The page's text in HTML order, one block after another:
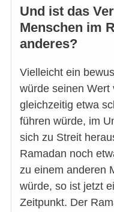
Und ist das
Menschen im
anderes?
Vielleicht ein
würde seinen Wert
gleichzeitig etwa
führen würde, im
sich zu Streit
Ramadan noch
zu einem anderen
würde, so ist jetzt
Zeitpunkt. Der